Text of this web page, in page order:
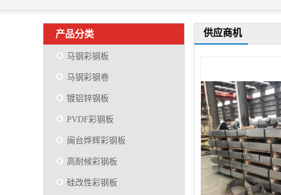
产品分类
马钢彩钢板
马钢彩钢卷
镀铝锌钢板
PVDF彩钢板
闽台烨辉彩钢板
高耐候彩钢板
硅改性彩钢板
供应商机